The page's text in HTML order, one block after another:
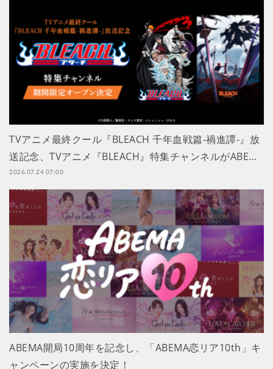
TVアニメ最終クール『BLEACH 千年血戦篇-禍進譚-』放
送記念、TVアニメ『BLEACH』特集チャンネルがABE…
2026.07.24 07:00
ABEMA開局10周年を記念し、「ABEMA恋リア10th」キ
ャンペーンの実施を決定！